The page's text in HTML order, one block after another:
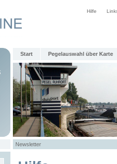
Hilfe
Start Pegelauswahl über Karte
Newsletter